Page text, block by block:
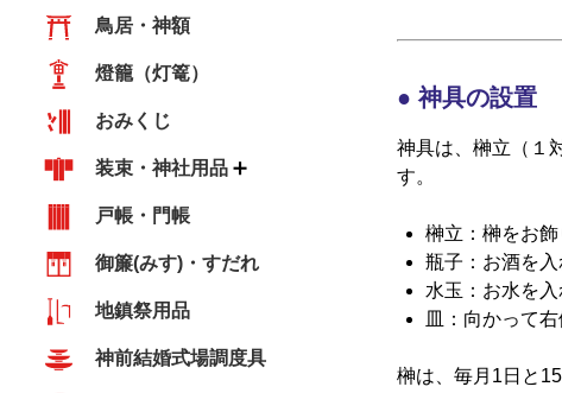
鳥居・神額
燈籠（灯篭）
おみくじ
装束・神社用品
戸帳・門帳
御簾(みす)・すだれ
地鎮祭用品
神前結婚式場調度具
神具の設置
神具は、榊立（１
す。
榊立：榊をお飾
瓶子：お酒を入
水玉：お水を入
皿：向かって
榊は、毎月1日と